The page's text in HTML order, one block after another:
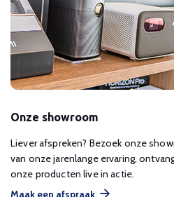
Onze showroom
Liever afspreken? Bezoek onze
van onze jarenlange ervaring,
onze producten live in actie.
Maak een afspraak